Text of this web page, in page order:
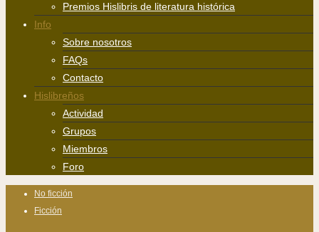
Premios Hislibris de literatura histórica
Info
Sobre nosotros
FAQs
Contacto
Hislibreños
Actividad
Grupos
Miembros
Foro
No ficción
Ficción